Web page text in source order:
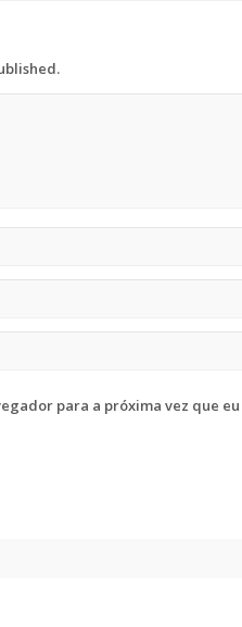
para a próxima vez que